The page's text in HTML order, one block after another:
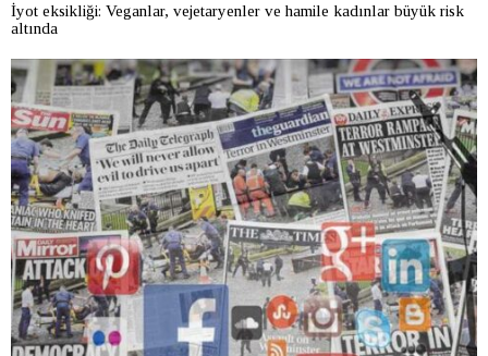
İyot eksikliği: Veganlar, vejetaryenler ve hamile kadınlar büyük risk
altında